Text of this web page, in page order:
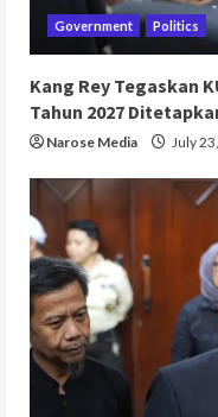
Government Politics
Kang Rey Tegaskan
Tahun 2027
Narose Media July